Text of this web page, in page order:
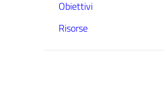
Obiettivi
Risorse